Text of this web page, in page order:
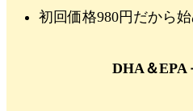
初回価格980円だから
DHA＆EPA